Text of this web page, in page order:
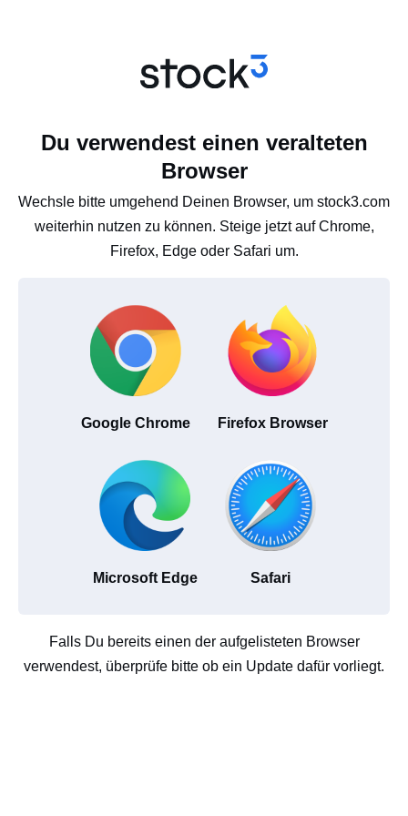
Du verwendest einen veralteten
Browser
Wechsle bitte umgehend Deinen Browser, um stock3.com
weiterhin nutzen zu können. Steige jetzt auf Chrome,
Firefox, Edge oder Safari um.
Google Chrome Firefox Browser
Microsoft Edge Safari
Falls Du bereits einen der aufgelisteten Browser
verwendest, überprüfe bitte ob ein Update dafür vorliegt.